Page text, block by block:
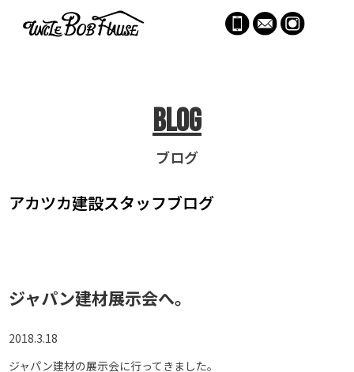
Blog
ブログ
アカツカ建設スタッフブログ
ジャパン建材展示会へ。
2018.3.18
ジャパン建材の展示会に行ってきました。